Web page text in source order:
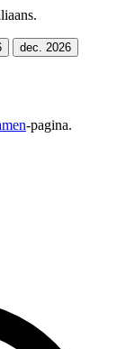
dec. 2026
-pagina.